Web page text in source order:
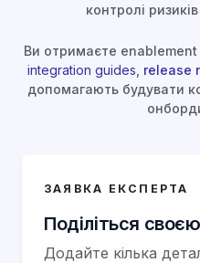
контролі
Ви отримаєте enablement
integration guides release
допомагають будувати
ЗАЯВКА ЕКСПЕРТА
Поділіться
Додайте кілька